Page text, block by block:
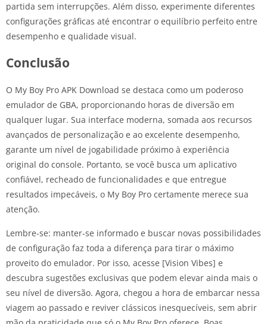
partida sem interrupções. Além disso, experimente diferentes
configurações gráficas até encontrar o equilíbrio perfeito entre
desempenho e qualidade visual.
Conclusão
O My Boy Pro APK Download se destaca como um poderoso
emulador de GBA, proporcionando horas de diversão em
qualquer lugar. Sua interface moderna, somada aos recursos
avançados de personalização e ao excelente desempenho,
garante um nível de jogabilidade próximo à experiência
original do console. Portanto, se você busca um aplicativo
confiável, recheado de funcionalidades e que entregue
resultados impecáveis, o My Boy Pro certamente merece sua
atenção.
Lembre-se: manter-se informado e buscar novas possibilidades
de configuração faz toda a diferença para tirar o máximo
proveito do emulador. Por isso, acesse [Vision Vibes] e
descubra sugestões exclusivas que podem elevar ainda mais o
seu nível de diversão. Agora, chegou a hora de embarcar nessa
viagem ao passado e reviver clássicos inesquecíveis, sem abrir